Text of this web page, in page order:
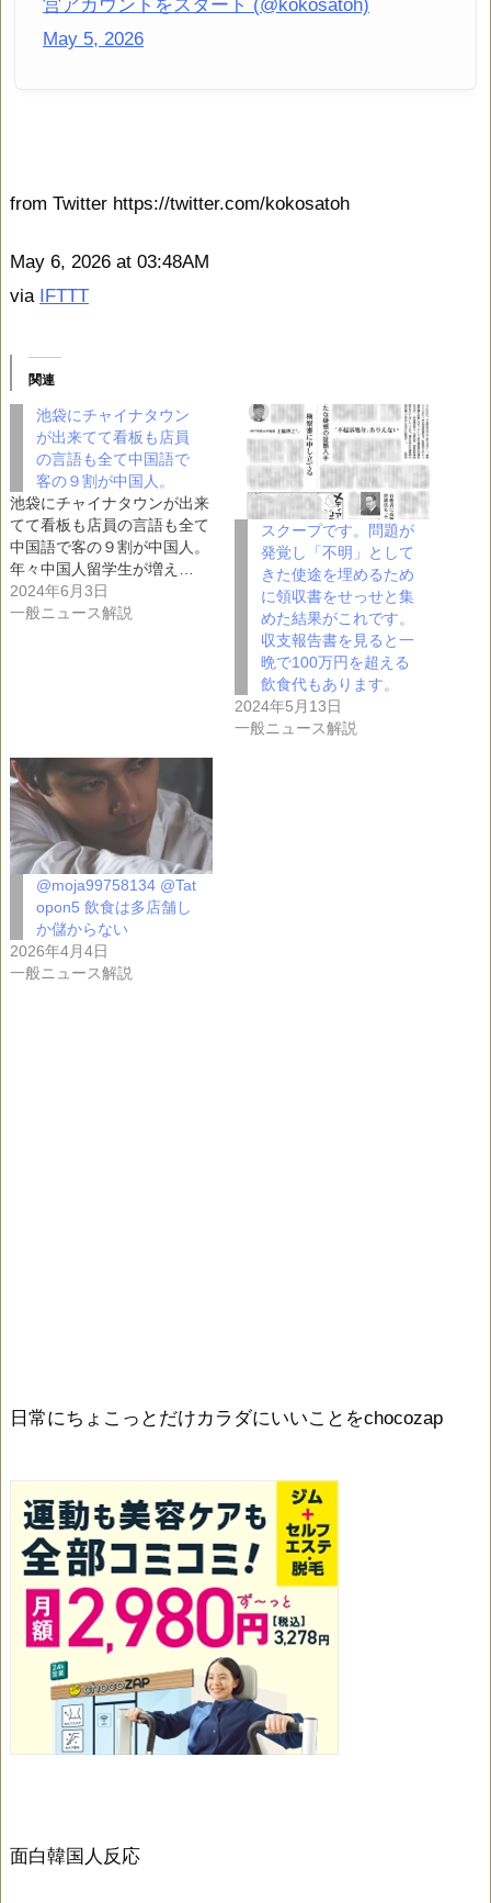
営アカウントをスタート (@kokosatoh)
May 5, 2026
from Twitter https://twitter.com/kokosatoh
May 6, 2026 at 03:48AM
via IFTTT
関連
池袋にチャイナタウン
が出来てて看板も店員
の言語も全て中国語で
客の９割が中国人。
池袋にチャイナタウンが出来
てて看板も店員の言語も全て
中国語で客の９割が中国人。
年々中国人留学生が増え…
2024年6月3日
一般ニュース解説
スクープです。問題が
発覚し「不明」として
きた使途を埋めるため
に領収書をせっせと集
めた結果がこれです。
収支報告書を見ると一
晩で100万円を超える
飲食代もあります。
2024年5月13日
一般ニュース解説
@moja99758134 @Tat
opon5 飲食は多店舗し
か儲からない
2026年4月4日
一般ニュース解説
日常にちょこっとだけカラダにいいことをchocozap
面白韓国人反応